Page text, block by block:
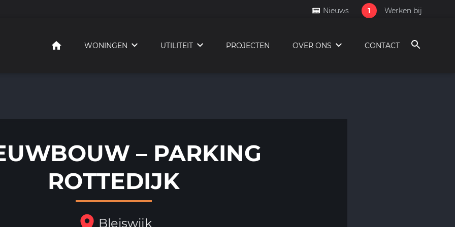
Nieuws 1 Werken bij
HOME WONINGEN UTILITEIT PROJECTEN OVER ONS CONTACT
– PARKING
ROTTEDIJK
Bleiswijk